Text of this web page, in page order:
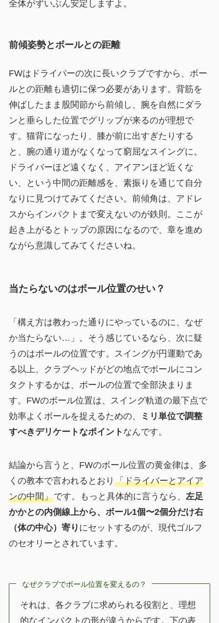
全体がずいぶん安定しますよ。
前傾姿勢とボールとの距離
FWはドライバーの次に長いクラブですから、ボー
ルとの距離も適切に保つ必要があります。背筋を
伸ばしたまま股関節から前傾し、腕を自然にダラ
ンと垂らした位置でグリップが来るのが理想で
す。猫背になったり、膝が前に出すぎたりする
と、腕の通り道がなくなって窮屈なスイングに。
ドライバーほど遠くなく、アイアンほど近くな
い、という中間の距離感を、素振りを通じて自分
なりに見つけてみてください。前傾角は、アドレ
スからインパクトまで変えないのが鉄則。ここが
起き上がるとトップの原因になるので、章を進め
ながら意識してみてくださいね。
当たらないのはボール位置のせい？
「構え方は教わった通りにやっているのに、なぜ
か当たらない…」。そう感じているなら、次に疑
うのはボールの位置です。スイングが円運動であ
る以上、クラブヘッドがどの地点でボールにコン
タクトするかは、ボールの位置で全部決まりま
す。FWのボール位置は、スイング軌道の最下点で
効率よくボールを捉えるための、
ミリ単位で調整
すべきデリケートなポイント なんです。
結論から言うと、FWのボール位置の黄金律は、多
くの教本で言われるとおり 「ドライバーとアイア
ンの中間」です。もっと具体的に言うなら、 左足
かかとの内側線上から、ボール1個〜2個分だけ右
（体の中心）寄り にセットするのが、現代ゴルフ
のセオリーとされています。
なぜクラブでボール位置を変えるの？
それは、各クラブに求められる役割と、理想
的なインパクトの形が違うからです。下の表